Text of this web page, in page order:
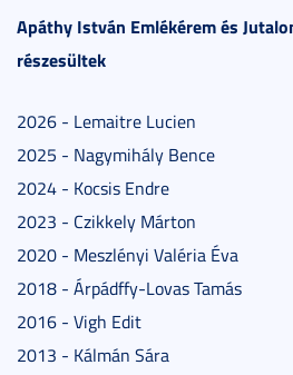
Apáthy István Emlékérem és
részesültek
2026 - Lemaitre Lucien
2025 - Nagymihály Bence
2024 - Kocsis Endre
2023 - Czikkely Márton
2020 - Meszlényi Valéria Éva
2018 - Árpádffy-Lovas Tamás
2016 - Vigh Edit
2013 - Kálmán Sára